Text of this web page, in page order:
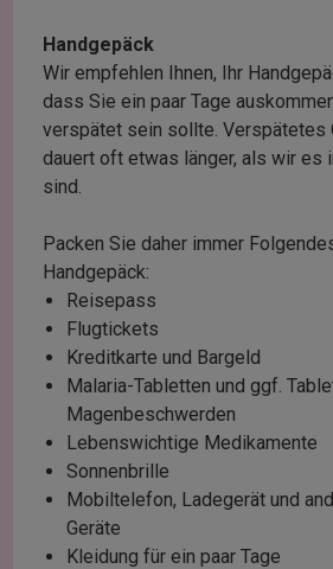
Handgepäck
Wir empfehlen Ihnen, Ihr
dass Sie ein paar Tage
verspätet sein sollte. Verspätetes
dauert oft etwas länger, als wir es
sind.
Packen Sie daher immer
Handgepäck:
Reisepass
Flugtickets
Kreditkarte und Bargeld
Malaria-Tabletten und ggf.
Magenbeschwerden
Lebenswichtige Medikamente
Sonnenbrille
Mobiltelefon, Ladegerät und
Geräte
Kleidung für ein paar Tage